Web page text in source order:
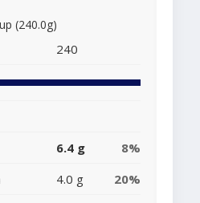
(240.0g)
240
6.4 g
8%
4.0 g
20%